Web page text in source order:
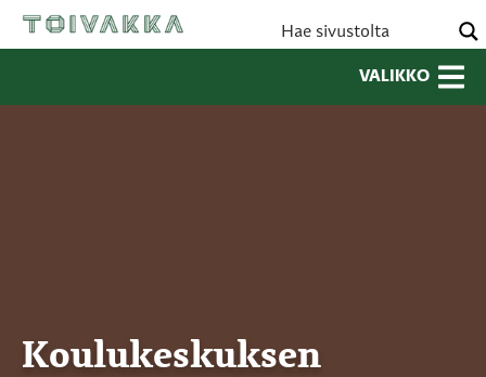
VALIKKO
Koulukeskuksen